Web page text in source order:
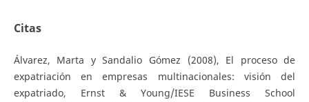
Citas
Álvarez, Marta y Sandalio Gómez (2008), El proceso de
expatriación en empresas multinacionales: visión del
expatriado, Ernst & Young/IESE Business School